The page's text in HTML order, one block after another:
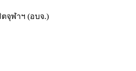
จุฬาฯ (อบจ.)